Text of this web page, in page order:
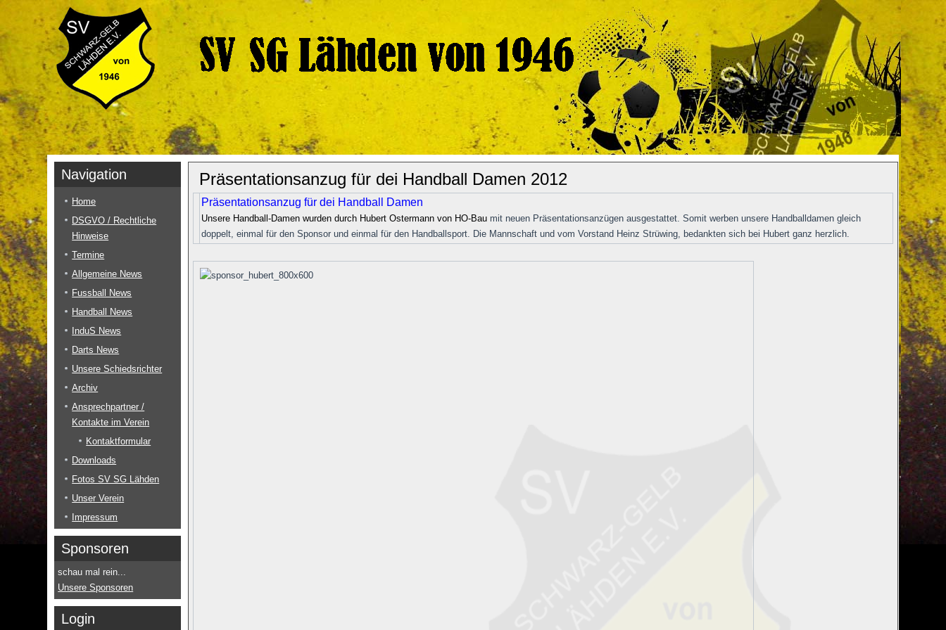
Navigation
Home
DSGVO / Rechtliche
Hinweise
Termine
Allgemeine News
Fussball News
Handball News
InduS News
Darts News
Unsere Schiedsrichter
Archiv
Ansprechpartner /
Kontakte im Verein
Kontaktformular
Downloads
Fotos SV SG Lähden
Unser Verein
Impressum
Sponsoren
schau mal rein...
Unsere Sponsoren
Login
Präsentationsanzug für dei Handball Damen 2012
Präsentationsanzug für dei Handball Damen
Unsere Handball-Damen wurden durch Hubert Ostermann von HO-Bau mit neuen Präsentationsanzügen ausgestattet. Somit werben unsere Handballdamen gleich
doppelt, einmal für den Sponsor und einmal für den Handballsport. Die Mannschaft und vom Vorstand Heinz Strüwing, bedankten sich bei Hubert ganz herzlich.